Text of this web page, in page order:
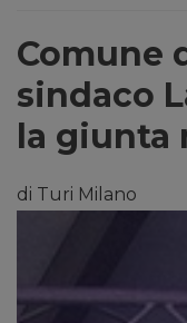
Comune
sindaco
la giunta
di Turi Milano